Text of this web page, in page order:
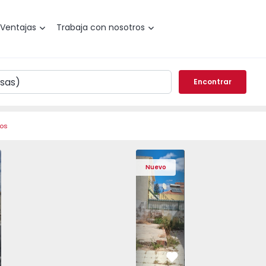
Ventajas Trabaja con nosotros
Encontrar
Campo de Ourique - 1574913 - 1
T2 Lisboa, Campo de Ourique - 1574913 - 2
Apartamento T2 Lisboa, Campo de Ourique - 1574913 - 14
Apartamento T2 Lisboa, Campo de Ourique -
Apartamento T2 Lisboa, Campo de
Apartamento T2 Lisboa,
Apartamento
Nuevo
Vivienda T3 Loures - 1574853 - 20
Vivienda T3 Loures - 1574853
Vivienda T3
Favorito